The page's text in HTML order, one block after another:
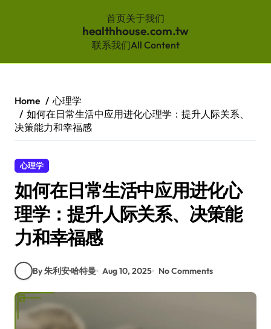
首页关于我们
healthhouse.com.tw
联系我们All Content
content
Home
心理学
如何在日常生活中应用进化心理学：提升人际关系、
决策能力和幸福感
心理学
如何在日常生活中应用进化心
理学：提升人际关系、决策能
力和幸福感
By 朱利安·哈特曼 Aug 10, 2025 No Comments